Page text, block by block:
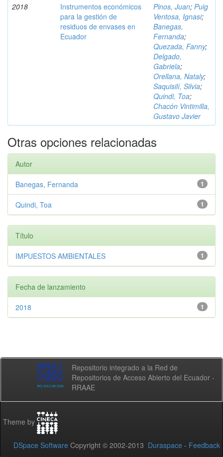
2018
Instrumentos económicos
para la gestión de
residuos de envases en
Ecuador
Pinos, Juan; Puig
Ventosa, Ignasi;
Banegas,
Fernanda;
Quezada, Fanny;
Delgado,
Gabriela;
Orellana, Nataly;
Saquisilí, Silvia;
Quindi, Toa;
Chacón Vintimilla,
Gustavo Javier
Otras opciones relacionadas
Autor
1
Banegas, Fernanda
1
Quindi, Toa
Título
1
IMPUESTOS AMBIENTALES
Fecha de lanzamiento
1
2018
Repositorio integrado a la Red de
Repositorios de Acceso Abierto del Ecuador -
RRAAE
Theme by
DSpace Software Copyright © 2002-2013 Duraspace - Feedback